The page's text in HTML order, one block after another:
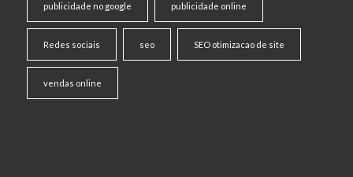
publicidade no google publicidade online
Redes sociais seo SEO otimizacao de site
vendas online